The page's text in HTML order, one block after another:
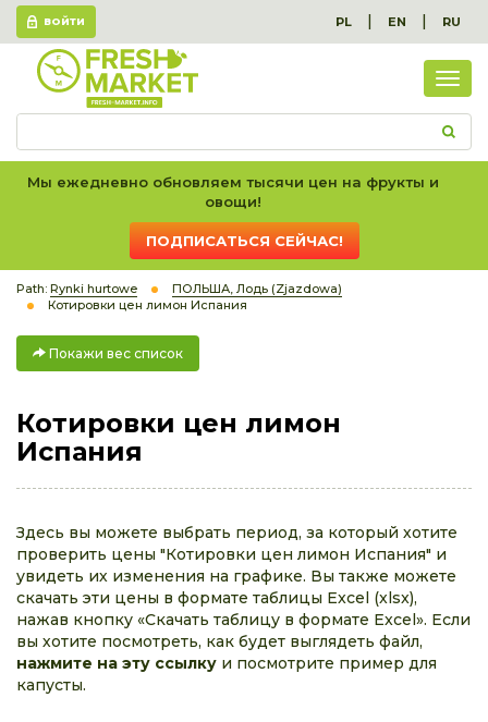
ВОЙТИ PL | EN | RU
вес
Мы ежедневно обновляем тысячи цен на фрукты и
овощи!
ПОДПИСАТЬСЯ СЕЙЧАС!
Path: Rynki hurtowe
ПОЛЬША, Лодь (Zjazdowa)
Котировки цен лимон Испания
Покажи вес список
Котировки цен лимон
Испания
Здесь вы можете выбрать период, за который хотите
проверить цены "Котировки цен лимон Испания" и
увидеть их изменения на графике. Вы также можете
скачать эти цены в формате таблицы Excel (xlsx),
нажав кнопку «Скачать таблицу в формате Excel». Если
вы хотите посмотреть, как будет выглядеть файл,
нажмите на эту ссылку и посмотрите пример для
капусты.